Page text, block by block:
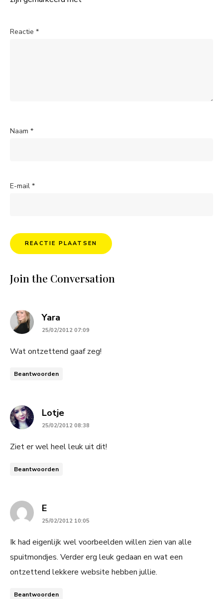
Reactie *
Naam *
E-mail *
Join the Conversation
Yara
25/02/2012 07:09
Wat ontzettend gaaf zeg!
Beantwoorden
Lotjesays:
25/02/2012 08:38
Ziet er wel heel leuk uit dit!
Beantwoorden
Esays:
25/02/2012 10:05
Ik had eigenlijk wel voorbeelden willen zien van alle
spuitmondjes. Verder erg leuk gedaan en wat een
ontzettend lekkere website hebben jullie.
Beantwoorden